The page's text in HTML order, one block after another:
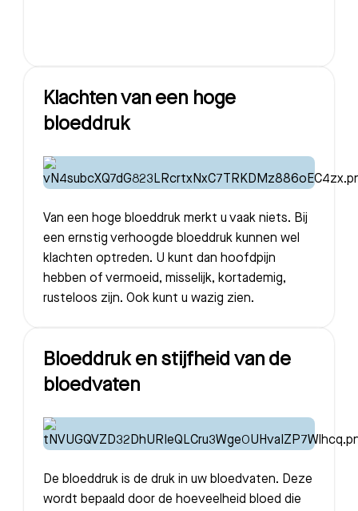
Klachten van een hoge
bloeddruk
Van een hoge bloeddruk merkt u vaak niets. Bij
een ernstig verhoogde bloeddruk kunnen wel
klachten optreden. U kunt dan hoofdpijn
hebben of vermoeid, misselijk, kortademig,
rusteloos zijn. Ook kunt u wazig zien.
Bloeddruk en stijfheid van de
bloedvaten
De bloeddruk is de druk in uw bloedvaten. Deze
wordt bepaald door de hoeveelheid bloed die